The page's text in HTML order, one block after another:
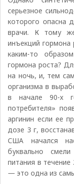
серьезное
которого опасна
врачи. К тому
инъекций
каким-то
гормона роста?
на ночь, и, тем
организма в
в начале 90-х
потребителя»
аргинин если ее
дозе 3 г,
США начался
буквально
питания в
— это одна из